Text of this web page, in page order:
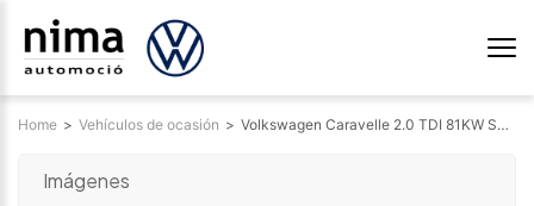
Home > Vehículos de ocasión > Volkswagen Caravelle 2.0 TDI 81KW SWB 110 4P 8 Plazas 3042281062
Imágenes